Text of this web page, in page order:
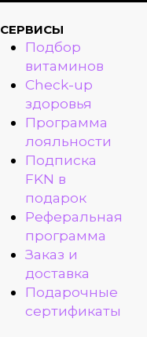
СЕРВИСЫ
Подбор
витаминов
Check-up
здоровья
Программа
лояльности
Подписка
FKN в
подарок
Реферальная
программа
Заказ и
доставка
Подарочные
сертификаты